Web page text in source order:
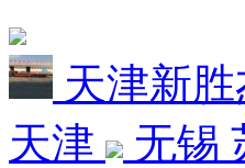
天津新
天津
无锡